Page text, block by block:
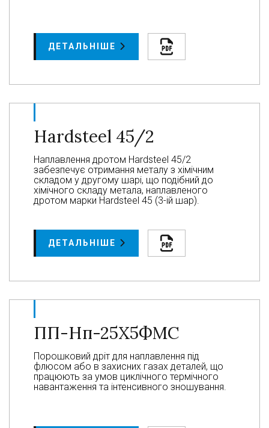
ДЕТАЛЬНІШЕ
Hardsteel 45/2
Наплавлення дротом Hardsteel 45/2
забезпечує отримання металу з хімічним
складом у другому шарі, що подібний до
хімічного складу метала, наплавленого
дротом марки Hardsteel 45 (3-ій шар).
ДЕТАЛЬНІШЕ
ПП-Нп-25Х5ФМС
Порошковий дріт для наплавлення під
флюсом або в захисних газах деталей, що
працюють за умов циклічного термічного
навантаження та інтенсивного зношування.